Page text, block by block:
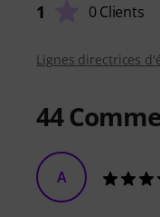
1 0 Clients
Lignes directrices
44
A